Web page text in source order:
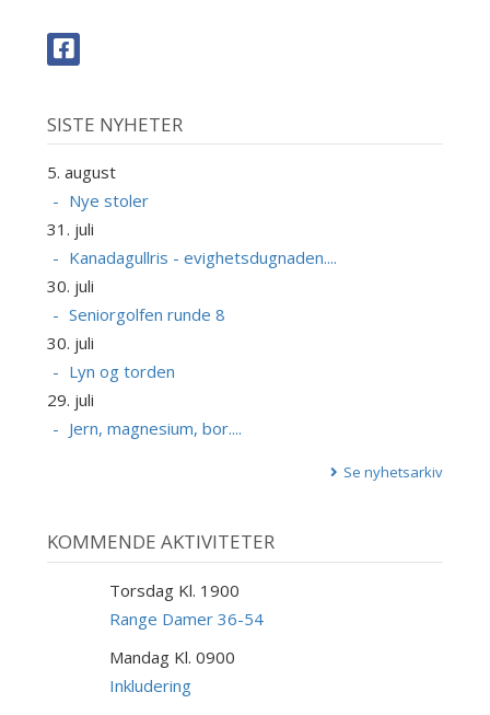
SISTE NYHETER
5. august
Nye stoler
31. juli
Kanadagullris - evighetsdugnaden....
30. juli
Seniorgolfen runde 8
30. juli
Lyn og torden
29. juli
Jern, magnesium, bor....
Se nyhetsarkiv
KOMMENDE AKTIVITETER
Torsdag Kl. 1900
Range Damer 36-54
Mandag Kl. 0900
Inkludering